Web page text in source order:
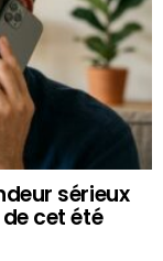
sérieux
cet été